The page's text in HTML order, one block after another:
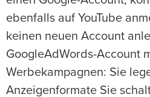
ebenfalls auf YouTube
keinen neuen Account
GoogleAdWords-Account
Werbekampagnen: Sie
Anzeigenformate Sie